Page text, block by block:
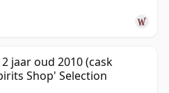
jaar oud 2010 (cask
Shop' Selection